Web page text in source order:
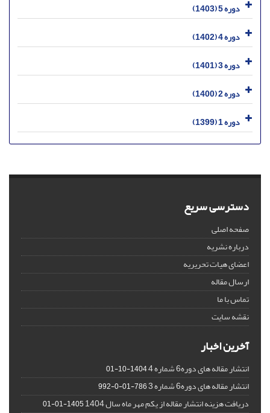
دوره 5 (1403)
دوره 4 (1402)
دوره 3 (1401)
دوره 2 (1400)
دوره 1 (1399)
دسترسی سریع
صفحه اصلی
درباره نشریه
اعضای هیات تحریریه
ارسال مقاله
تماس با ما
نقشه سایت
آخرین اخبار
انتشار مقاله های دوره6 شماره 4 1404-10-01
انتشار مقاله های دوره6 شماره 3 786-01-0-992
دریافت هزینه انتشار مقاله از یکم مهر ماه سال 1404 1405-01-01